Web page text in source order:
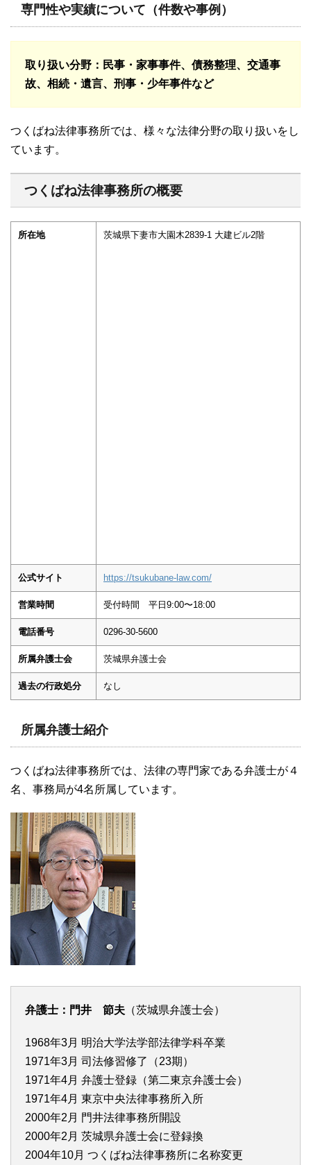
専門性や実績について（件数や事例）
取り扱い分野 ：民事・家事事件、債務整理、交通事
故、相続・遺言、刑事・少年事件など
つくばね法律事務所では、様々な法律分野の取り扱いをし
ています。
つくばね法律事務所の概要
所在地 茨城県下妻市大園木2839-1 大建ビル2階
公式サイト https://tsukubane-law.com/
営業時間 受付時間 平日9:00〜18:00
電話番号 0296-30-5600
所属弁護士会 茨城県弁護士会
過去の行政処分 なし
所属弁護士紹介
つくばね法律事務所では、法律の専門家である弁護士が４
名、事務局が4名所属しています。
弁護士：門井 節夫 （茨城県弁護士会）
1968年3月 明治大学法学部法律学科卒業
1971年3月 司法修習修了（23期）
1971年4月 弁護士登録（第二東京弁護士会）
1971年4月 東京中央法律事務所入所
2000年2月 門井法律事務所開設
2000年2月 茨城県弁護士会に登録換
2004年10月 つくばね法律事務所に名称変更